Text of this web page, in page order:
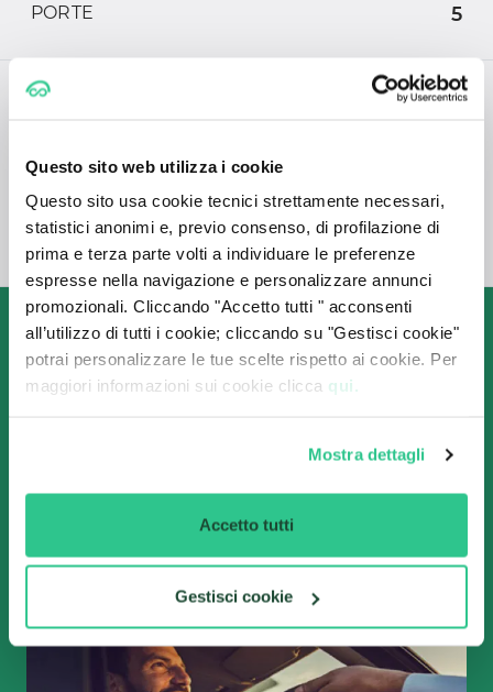
Questo sito web utilizza i cookie
Questo sito usa cookie tecnici strettamente necessari,
statistici anonimi e, previo consenso, di profilazione di
prima e terza parte volti a individuare le preferenze
espresse nella navigazione e personalizzare annunci
promozionali. Cliccando "Accetto tutti " acconsenti
all’utilizzo di tutti i cookie; cliccando su "Gestisci cookie"
potrai personalizzare le tue scelte rispetto ai cookie. Per
maggiori informazioni sui cookie clicca qui.
Mostra dettagli
Accetto tutti
Gestisci cookie
PORTE 5
EMISSIONI DI CO2
Come funziona
il Noleggio a Lungo Termine
con CarPlanner?
Grazie alla collaborazione con le migliori società
l'auto che preferisci tra centinaia di offerte
disponibili!